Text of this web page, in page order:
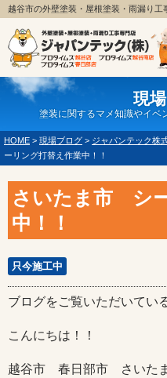
越谷市の外壁塗装・屋根塗装・雨漏り工
現
塗装に関するマメ知識やイベ
HOME > 現場ブログ > ジャパンテック株
ーリング打替え作業中！！
さいたま市 シ
中！！
只今施工中
ブログをご覧いただいてい
こんにちは！！
越谷市 春日部市 さいた